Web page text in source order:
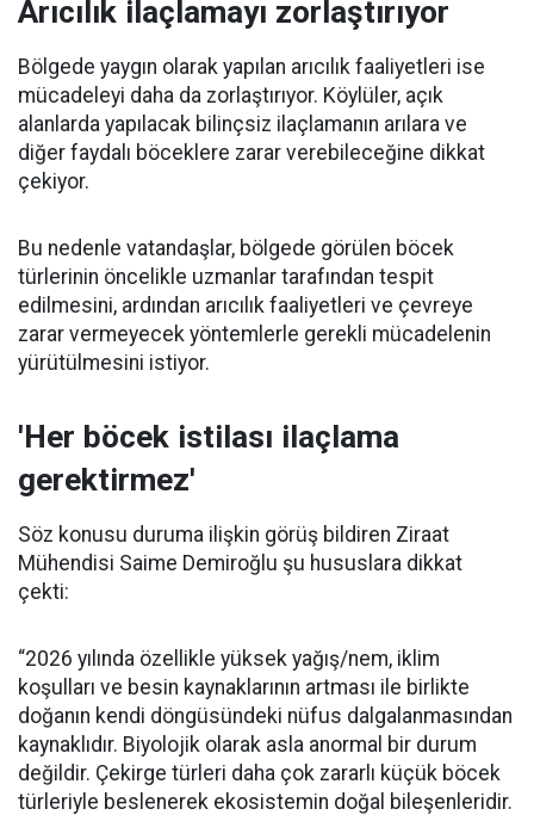
Arıcılık ilaçlamayı zorlaştırıyor
Bölgede yaygın olarak yapılan arıcılık faaliyetleri ise
mücadeleyi daha da zorlaştırıyor. Köylüler, açık
alanlarda yapılacak bilinçsiz ilaçlamanın arılara ve
diğer faydalı böceklere zarar verebileceğine dikkat
çekiyor.
Bu nedenle vatandaşlar, bölgede görülen böcek
türlerinin öncelikle uzmanlar tarafından tespit
edilmesini, ardından arıcılık faaliyetleri ve çevreye
zarar vermeyecek yöntemlerle gerekli mücadelenin
yürütülmesini istiyor.
'Her böcek istilası ilaçlama
gerektirmez'
Söz konusu duruma ilişkin görüş bildiren Ziraat
Mühendisi Saime Demiroğlu şu hususlara dikkat
çekti:
“2026 yılında özellikle yüksek yağış/nem, iklim
koşulları ve besin kaynaklarının artması ile birlikte
doğanın kendi döngüsündeki nüfus dalgalanmasından
kaynaklıdır. Biyolojik olarak asla anormal bir durum
değildir. Çekirge türleri daha çok zararlı küçük böcek
türleriyle beslenerek ekosistemin doğal bileşenleridir.